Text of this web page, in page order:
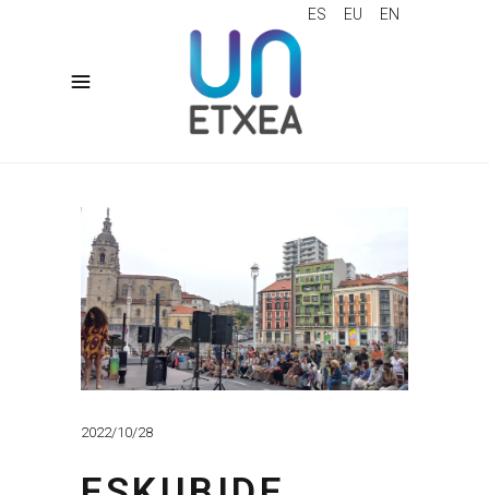
ES EU EN
2022/10/28